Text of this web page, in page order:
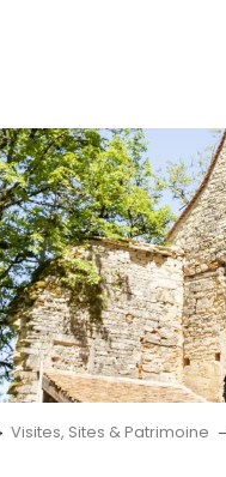
Visites, Sites & Patrimoine